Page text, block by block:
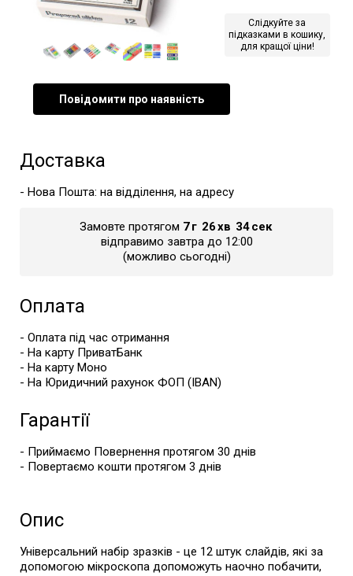
Слідкуйте за
підказками в кошику,
для кращої ціни!
Повідомити про наявність
Доставка
- Нова Пошта: на відділення, на адресу
Замовте протягом 7г 26хв 34сек
відправимо завтра до 12:00
(можливо сьогодні)
Оплата
- Оплата під час отримання
- На карту ПриватБанк
- На карту Моно
- На Юридичний рахунок ФОП (IBAN)
Гарантії
- Приймаємо Повернення протягом 30 днів
- Повертаємо кошти протягом 3 днів
Опис
Універсальний набір зразків - це 12 штук слайдів, які за
допомогою мікроскопа допоможуть наочно побачити,